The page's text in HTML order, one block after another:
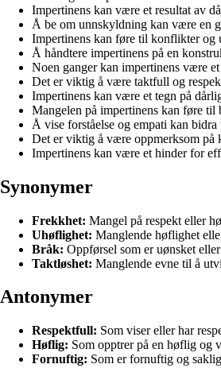
Impertinens kan være et resultat av
Å be om unnskyldning kan være en
Impertinens kan føre til konflikter og
Å håndtere impertinens på en
Noen ganger kan impertinens være
Det er viktig å være taktfull og
Impertinens kan være et tegn på
Mangelen på impertinens kan føre til
Å vise forståelse og empati kan
Det er viktig å være oppmerksom på
Impertinens kan være et hinder for
Synonymer
Frekkhet: Mangel på respekt eller
Uhøflighet: Manglende høflighet
Bråk: Oppførsel som er uønsket
Taktløshet: Manglende evne til å
Antonymer
Respektfull: Som viser eller har
Høflig: Som opptrer på en høflig og
Fornuftig: Som er fornuftig og